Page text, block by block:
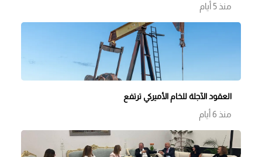
منذ 5 أيام
العقود الآجلة للخام الأميركي ترتفع
منذ 6 أيام